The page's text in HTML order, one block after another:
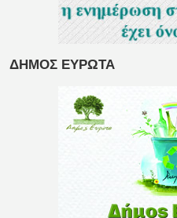
ΔΗΜΟΣ ΕΥΡΩΤΑ